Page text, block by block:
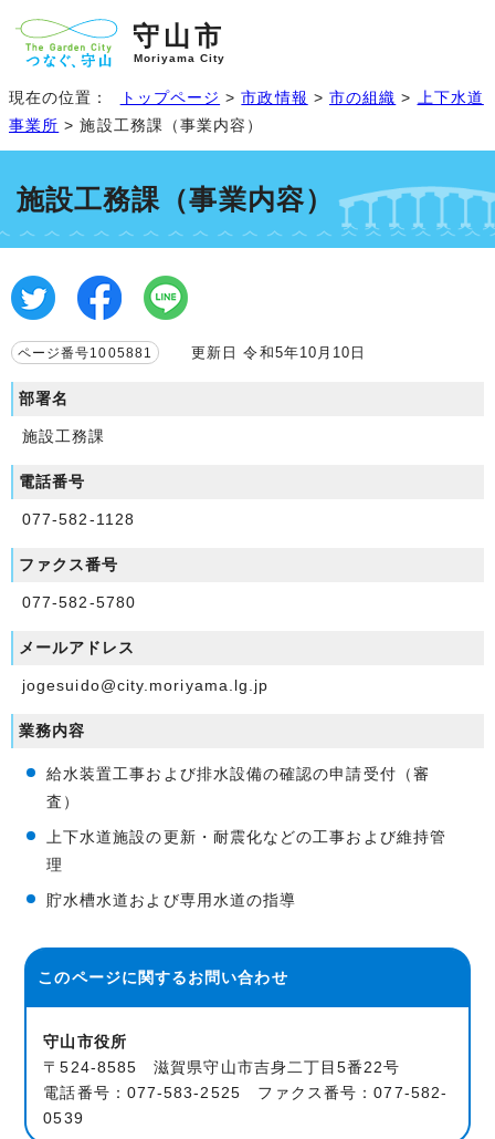
守山市
Moriyama City
現在の位置： トップページ >市政情報 > 市の組織 > 上下水道
事業所 > 施設工務課（事業内容）
施設工務課（事業内容）
ページ番号1005881 更新日 令和5年10月10日
部署名
施設工務課
電話番号
077-582-1128
ファクス番号
077-582-5780
メールアドレス
jogesuido@city.moriyama.lg.jp
業務内容
給水装置工事および排水設備の確認の申請受付（審
査）
上下水道施設の更新・耐震化などの工事および維持管
理
貯水槽水道および専用水道の指導
このページに関するお問い合わせ
守山市役所
〒524-8585 滋賀県守山市吉身二丁目5番22号
電話番号：077-583-2525 ファクス番号：077-582-
0539